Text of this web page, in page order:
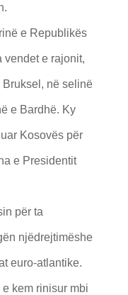
e Republikës
vendet e rajonit,
në selinë
e Bardhë. Ky
Kosovës për
e Presidentit
për ta
njëdrejtimëshe
euro-atlantike.
kem rinisur mbi